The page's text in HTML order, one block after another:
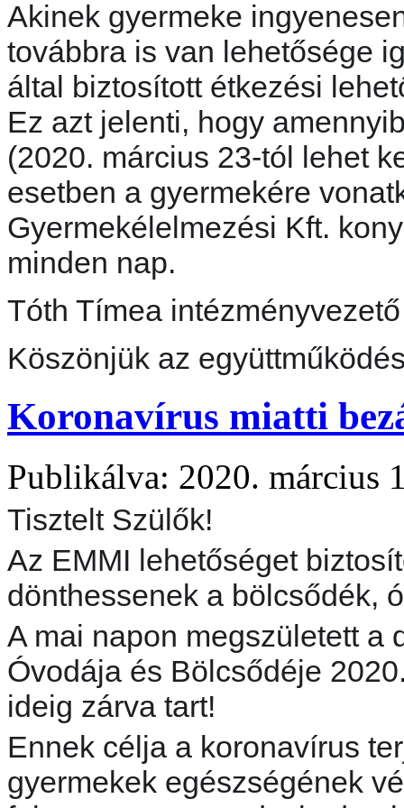
Akinek gyermeke
továbbra is van lehetősége
által biztosított étkezési
Ez azt jelenti, hogy
(2020. március 23-tól lehet
esetben a gyermekére
Gyermekélelmezési Kft.
minden nap.
Tóth Tímea intézményvezető
Köszönjük az
Koronavírus miatti
Publikálva: 2020. március
Tisztelt Szülők!
Az EMMI lehetőséget
dönthessenek a bölcsődék,
A mai napon megszületett a
Óvodája és Bölcsődéje
ideig zárva tart!
Ennek célja a koronavírus
gyermekek egészségének